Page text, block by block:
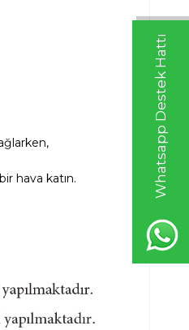
Whatsapp Destek Hattı
hava katın.